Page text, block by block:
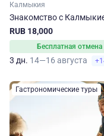
Калмыкия
Знакомство с
RUB 18,000
Бесплатная отмена
3 дн. 14—16 августа
Гастрономические туры